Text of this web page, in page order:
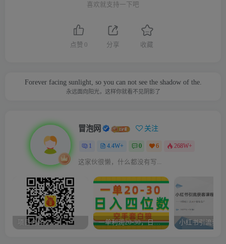
喜欢就支持一下吧
点赞 0 分享 收藏
Forever facing sunlight, so you can not see the shadow of the.
永远面向阳光，这样你就看不见阴影了
冒泡网 关注
1 4.4W+ 0 6 268W+
这家伙很懒，什么都没有写...
项目合作 一单利润20-30，日入四位数，空手套白狼，只要做就能赚，简单无套路